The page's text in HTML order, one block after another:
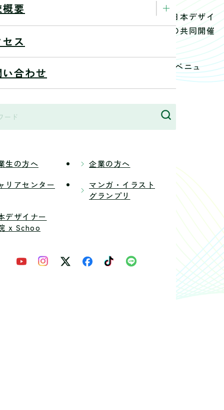
要
ス
合わせ
生の方へ
企業の方へ
リアセンター
マンガ・イラスト
グランプリ
デザイナー
x Schoo
マレーシア校と、姉妹校である専門学校日本デザイ
学校日本デザイナー学院九州校（福岡）の共同開催
シアで開催。
Geo Avenue【サンウェイ・ジオ・アベニュ